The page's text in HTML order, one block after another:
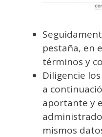
pestaña, en
términos y
Diligencie
a
aportante y
mismos